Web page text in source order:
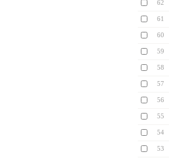
62
61
60
59
58
57
56
55
54
53